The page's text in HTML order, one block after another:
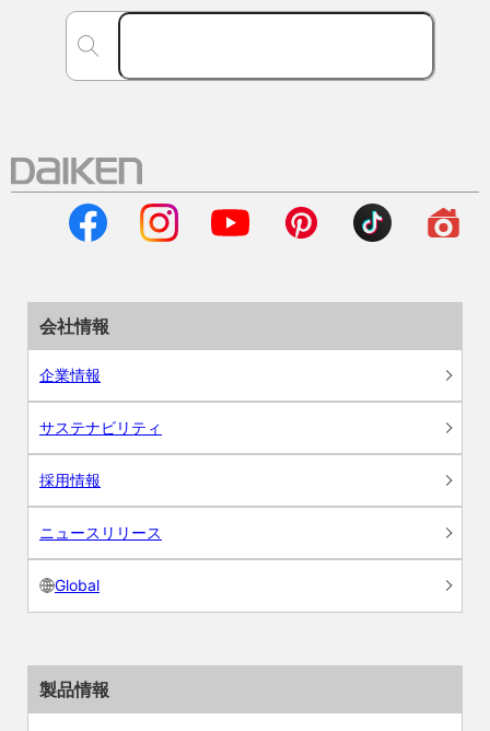
会社情報
企業情報
サステナビリティ
採用情報
ニュースリリース
Global
製品情報